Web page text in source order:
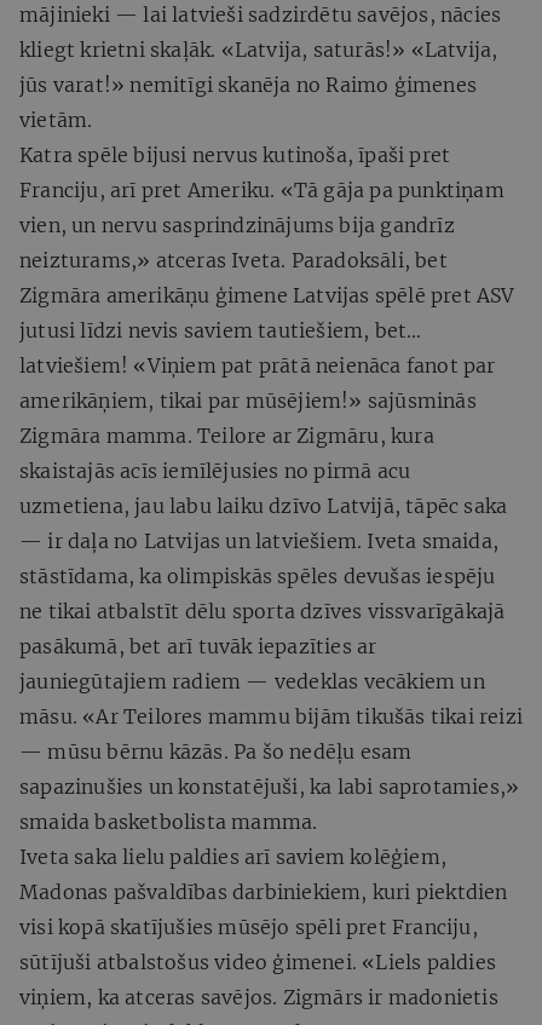
mājinieki — lai latvieši sadzirdētu savējos, nācies
kliegt krietni skaļāk. «Latvija, saturās!» «Latvija,
jūs varat!» nemitīgi skanēja no Raimo ģimenes
vietām.
Katra spēle bijusi nervus kutinoša, īpaši pret
Franciju, arī pret Ameriku. «Tā gāja pa punktiņam
vien, un nervu sasprindzinājums bija gandrīz
neizturams,» atceras Iveta. Paradoksāli, bet
Zigmāra amerikāņu ģimene Latvijas spēlē pret ASV
jutusi līdzi nevis saviem tautiešiem, bet…
latviešiem! «Viņiem pat prātā neienāca fanot par
amerikāņiem, tikai par mūsējiem!» sajūsminās
Zigmāra mamma. Teilore ar Zigmāru, kura
skaistajās acīs iemīlējusies no pirmā acu
uzmetiena, jau labu laiku dzīvo Latvijā, tāpēc saka
— ir daļa no Latvijas un latviešiem. Iveta smaida,
stāstīdama, ka olimpiskās spēles devušas iespēju
ne tikai atbalstīt dēlu sporta dzīves vissvarīgākajā
pasākumā, bet arī tuvāk iepazīties ar
jauniegūtajiem radiem — vedeklas vecākiem un
māsu. «Ar Teilores mammu bijām tikušās tikai reizi
— mūsu bērnu kāzās. Pa šo nedēļu esam
sapazinušies un konstatējuši, ka labi saprotamies,»
smaida basketbolista mamma.
Iveta saka lielu paldies arī saviem kolēģiem,
Madonas pašvaldības darbiniekiem, kuri piektdien
visi kopā skatījušies mūsējo spēli pret Franciju,
sūtījuši atbalstošus video ģimenei. «Liels paldies
viņiem, ka atceras savējos. Zigmārs ir madonietis